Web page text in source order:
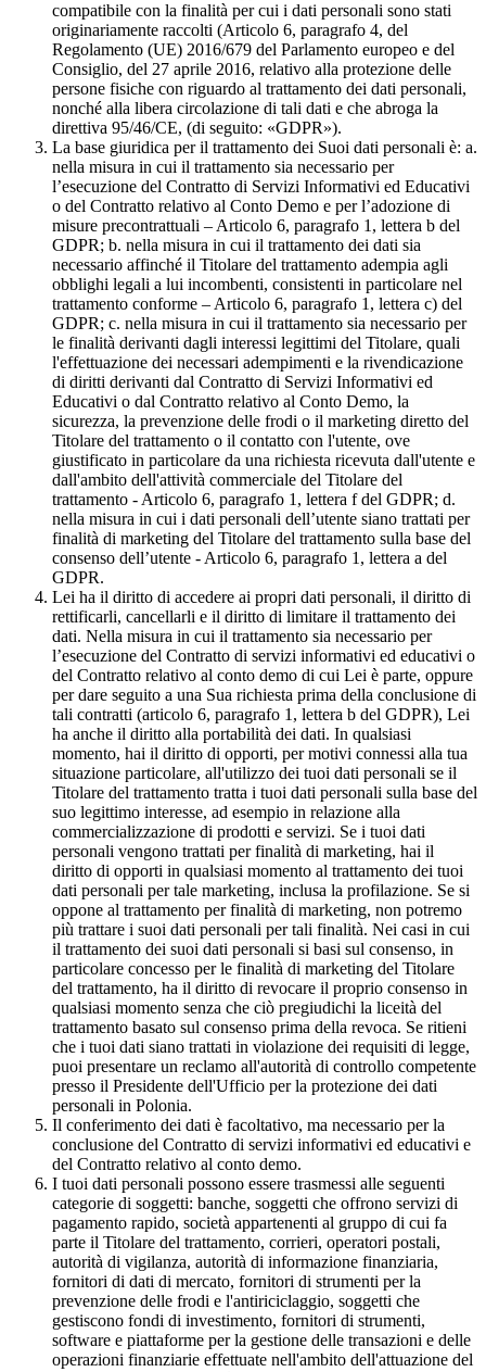
compatibile con la finalità per cui i dati personali sono stati
originariamente raccolti (Articolo 6, paragrafo 4, del
Regolamento (UE) 2016/679 del Parlamento europeo e del
Consiglio, del 27 aprile 2016, relativo alla protezione delle
persone fisiche con riguardo al trattamento dei dati personali,
nonché alla libera circolazione di tali dati e che abroga la
direttiva 95/46/CE, (di seguito: «GDPR»).
La base giuridica per il trattamento dei Suoi dati personali è: a.
nella misura in cui il trattamento sia necessario per
l’esecuzione del Contratto di Servizi Informativi ed Educativi
o del Contratto relativo al Conto Demo e per l’adozione di
misure precontrattuali – Articolo 6, paragrafo 1, lettera b del
GDPR; b. nella misura in cui il trattamento dei dati sia
necessario affinché il Titolare del trattamento adempia agli
obblighi legali a lui incombenti, consistenti in particolare nel
trattamento conforme – Articolo 6, paragrafo 1, lettera c) del
GDPR; c. nella misura in cui il trattamento sia necessario per
le finalità derivanti dagli interessi legittimi del Titolare, quali
l'effettuazione dei necessari adempimenti e la rivendicazione
di diritti derivanti dal Contratto di Servizi Informativi ed
Educativi o dal Contratto relativo al Conto Demo, la
sicurezza, la prevenzione delle frodi o il marketing diretto del
Titolare del trattamento o il contatto con l'utente, ove
giustificato in particolare da una richiesta ricevuta dall'utente e
dall'ambito dell'attività commerciale del Titolare del
trattamento - Articolo 6, paragrafo 1, lettera f del GDPR; d.
nella misura in cui i dati personali dell’utente siano trattati per
finalità di marketing del Titolare del trattamento sulla base del
consenso dell’utente - Articolo 6, paragrafo 1, lettera a del
GDPR.
Lei ha il diritto di accedere ai propri dati personali, il diritto di
rettificarli, cancellarli e il diritto di limitare il trattamento dei
dati. Nella misura in cui il trattamento sia necessario per
l’esecuzione del Contratto di servizi informativi ed educativi o
del Contratto relativo al conto demo di cui Lei è parte, oppure
per dare seguito a una Sua richiesta prima della conclusione di
tali contratti (articolo 6, paragrafo 1, lettera b del GDPR), Lei
ha anche il diritto alla portabilità dei dati. In qualsiasi
momento, hai il diritto di opporti, per motivi connessi alla tua
situazione particolare, all'utilizzo dei tuoi dati personali se il
Titolare del trattamento tratta i tuoi dati personali sulla base del
suo legittimo interesse, ad esempio in relazione alla
commercializzazione di prodotti e servizi. Se i tuoi dati
personali vengono trattati per finalità di marketing, hai il
diritto di opporti in qualsiasi momento al trattamento dei tuoi
dati personali per tale marketing, inclusa la profilazione. Se si
oppone al trattamento per finalità di marketing, non potremo
più trattare i suoi dati personali per tali finalità. Nei casi in cui
il trattamento dei suoi dati personali si basi sul consenso, in
particolare concesso per le finalità di marketing del Titolare
del trattamento, ha il diritto di revocare il proprio consenso in
qualsiasi momento senza che ciò pregiudichi la liceità del
trattamento basato sul consenso prima della revoca. Se ritieni
che i tuoi dati siano trattati in violazione dei requisiti di legge,
puoi presentare un reclamo all'autorità di controllo competente
presso il Presidente dell'Ufficio per la protezione dei dati
personali in Polonia.
Il conferimento dei dati è facoltativo, ma necessario per la
conclusione del Contratto di servizi informativi ed educativi e
del Contratto relativo al conto demo.
I tuoi dati personali possono essere trasmessi alle seguenti
categorie di soggetti: banche, soggetti che offrono servizi di
pagamento rapido, società appartenenti al gruppo di cui fa
parte il Titolare del trattamento, corrieri, operatori postali,
autorità di vigilanza, autorità di informazione finanziaria,
fornitori di dati di mercato, fornitori di strumenti per la
prevenzione delle frodi e l'antiriciclaggio, soggetti che
gestiscono fondi di investimento, fornitori di strumenti,
software e piattaforme per la gestione delle transazioni e delle
operazioni finanziarie effettuate nell'ambito dell'attuazione del